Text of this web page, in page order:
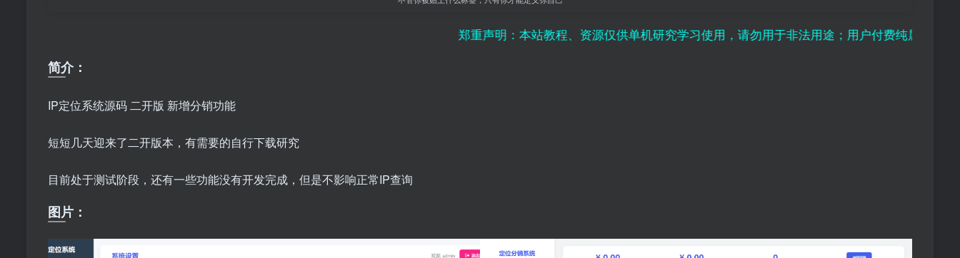
郑重声明：本站教程、资源仅供单机研究学习使用，请勿用于非法用途；用户付费纯属对平台赞助
简介：
IP定位系统源码 二开版 新增分销功能
短短几天迎来了二开版本，有需要的自行下载研究
目前处于测试阶段，还有一些功能没有开发完成，但是不影响正常IP查询
图片：